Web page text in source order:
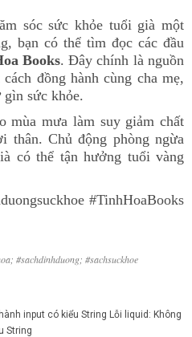
sóc sức khỏe tuổi già một
bạn có thể tìm đọc các đầu
Books. Đây chính là nguồn
đồng hành cùng cha mẹ,
sức khỏe.
mưa làm suy giảm chất
thân. Chủ động phòng ngừa
có thể tận hưởng tuổi vàng
#TinhHoaBooks
#sachdinhduong; #sachsuckhoe
input có kiểu String Lỗi liquid: Không
String